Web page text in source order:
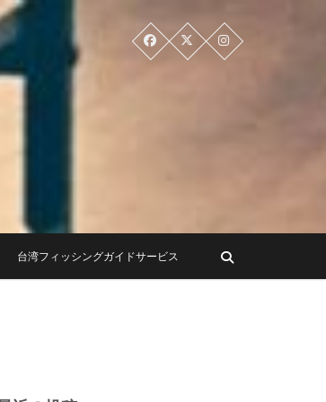
ールプレイス
台湾フィッシングガイドサービス